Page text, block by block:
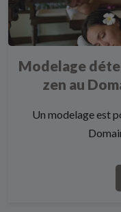
Modelage
zen au
Un modelage est